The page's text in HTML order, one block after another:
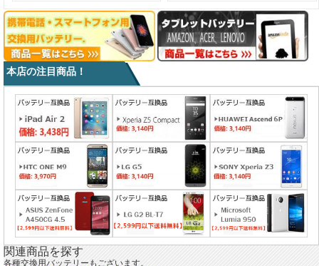
本店の注目商品！
関連商品を探す
各種交換用バッテリーもございます。